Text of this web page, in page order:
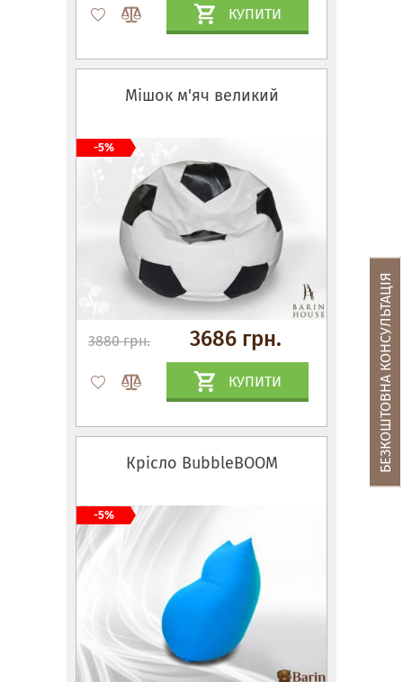
КУПИТИ
Мішок м'яч великий
3880 грн. 3686 грн.
КУПИТИ
-5%
Крісло BubbleBOOM
-5%
БЕЗКОШТОВНА КОНСУЛЬТАЦІЯ